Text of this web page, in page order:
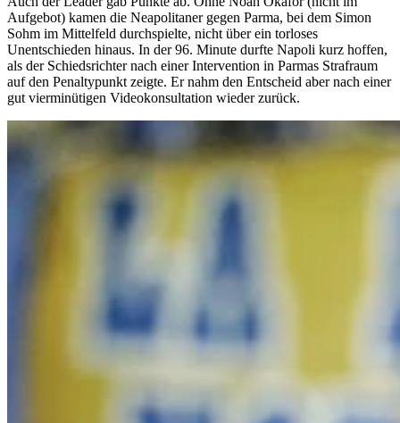
Aufgebot) kamen die Neapolitaner gegen Parma, bei dem Simon
Sohm im Mittelfeld durchspielte, nicht über ein torloses
Unentschieden hinaus. In der 96. Minute durfte Napoli kurz hoffen,
als der Schiedsrichter nach einer Intervention in Parmas Strafraum
auf den Penaltypunkt zeigte. Er nahm den Entscheid aber nach einer
gut vierminütigen Videokonsultation wieder zurück.